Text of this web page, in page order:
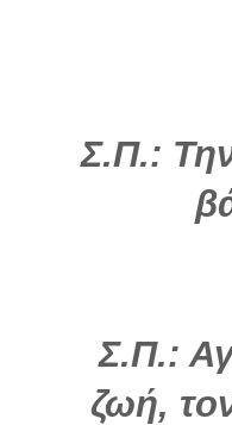
Σ.Π.:
Σ.Π.:
ζωή,